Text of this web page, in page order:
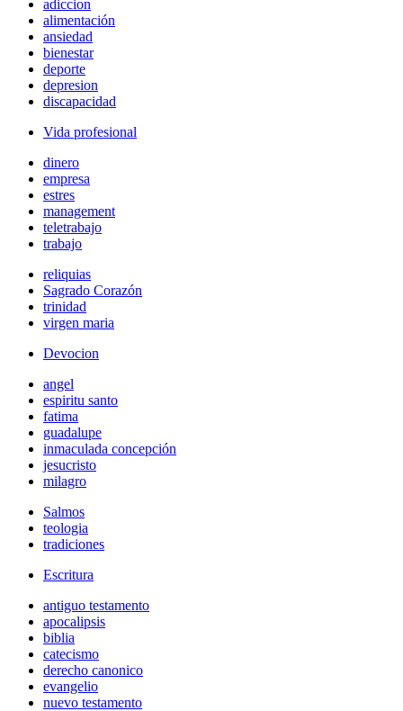
adiccion
alimentación
ansiedad
bienestar
deporte
depresion
discapacidad
Vida profesional
dinero
empresa
estres
management
teletrabajo
trabajo
reliquias
Sagrado Corazón
trinidad
virgen maria
Devocion
angel
espiritu santo
fatima
guadalupe
inmaculada concepción
jesucristo
milagro
Salmos
teologia
tradiciones
Escritura
antiguo testamento
apocalipsis
biblia
catecismo
derecho canonico
evangelio
nuevo testamento